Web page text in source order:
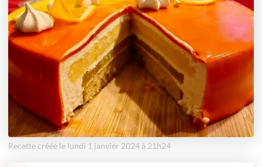
Recette créée le lundi 1 janvier 2024 à 21h24